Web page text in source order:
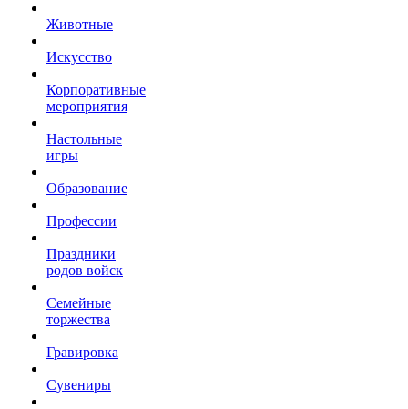
Животные
Искусство
Корпоративные
мероприятия
Настольные
игры
Образование
Профессии
Праздники
родов войск
Семейные
торжества
Гравировка
Сувениры